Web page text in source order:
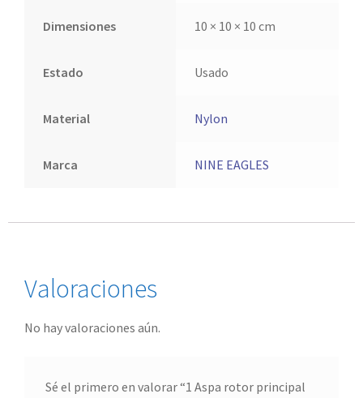
Dimensiones 10 × 10 × 10 cm
Estado Usado
Material Nylon
Marca NINE EAGLES
Valoraciones
No hay valoraciones aún.
Sé el primero en valorar “1 Aspa rotor principal